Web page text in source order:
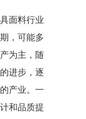
面料行业
，可能多
为主，随
进步，逐
产业。一
和品质提